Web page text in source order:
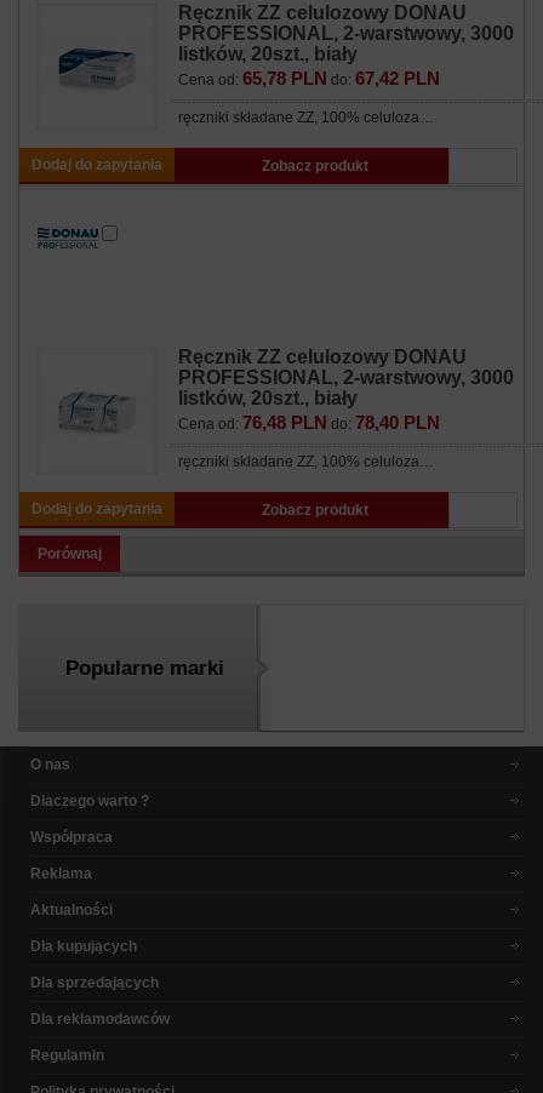
Ręcznik ZZ celulozowy DONAU
PROFESSIONAL, 2-warstwowy, 3000
listków, 20szt., biały
Cena od: 65,78 PLN do: 67,42 PLN
ręczniki składane ZZ, 100% celuloza…
Dodaj do zapytania Zobacz produkt
Ręcznik ZZ celulozowy DONAU
PROFESSIONAL, 2-warstwowy, 3000
listków, 20szt., biały
Cena od: 76,48 PLN do: 78,40 PLN
ręczniki składane ZZ, 100% celuloza…
Dodaj do zapytania Zobacz produkt
Porównaj
Popularne marki
O nas
Dlaczego warto ?
Współpraca
Reklama
Aktualności
Dla kupujących
Dla sprzedających
Dla reklamodawców
Regulamin